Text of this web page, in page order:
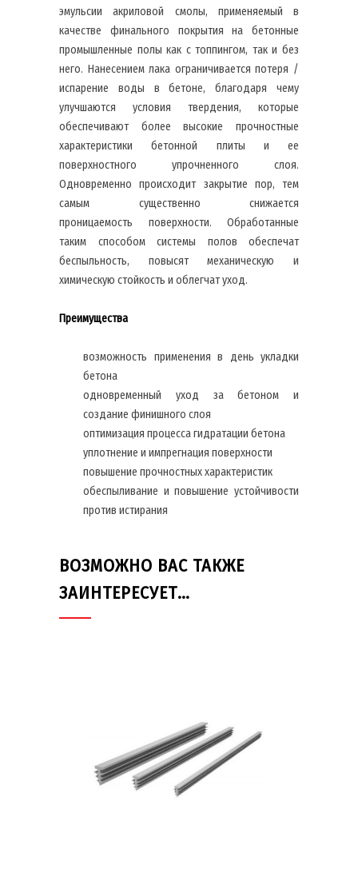
эмульсии акриловой смолы, применяемый в
качестве финального покрытия на бетонные
промышленные полы как с топпингом, так и без
него. Нанесением лака ограничивается потеря /
испарение воды в бетоне, благодаря чему
улучшаются условия твердения, которые
обеспечивают более высокие прочностные
характеристики бетонной плиты и ее
поверхностного упрочненного слоя.
Одновременно происходит закрытие пор, тем
самым существенно снижается
проницаемость поверхности. Обработанные
таким способом системы полов обеспечат
беспыльность, повысят механическую и
химическую стойкость и облегчат уход.
Преимущества
возможность применения в день укладки
бетона
одновременный уход за бетоном и
создание финишного слоя
оптимизация процесса гидратации бетона
уплотнение и импрегнация поверхности
повышение прочностных характеристик
обеспыливание и повышение устойчивости
против истирания
ВОЗМОЖНО ВАС ТАКЖЕ
ЗАИНТЕРЕСУЕТ…